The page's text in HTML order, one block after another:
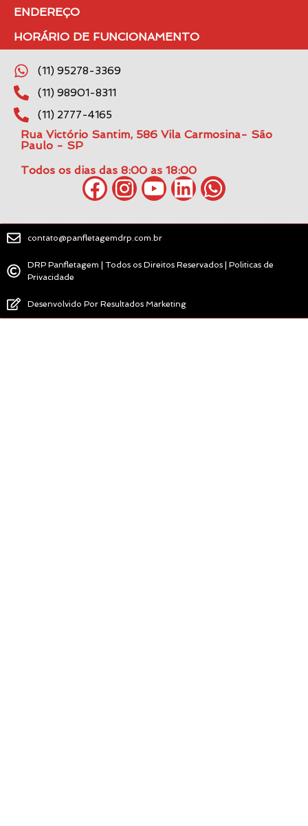
ENDEREÇO
HORÁRIO DE FUNCIONAMENTO
(11) 95278-3369
(11) 98901-8311
(11) 2777-4165
Rua Victório Santim, 586 Vila Carmosina- São
Paulo - SP
Todos os dias das 8:00 as 18:00
contato@panfletagemdrp.com.br
DRP Panfletagem | Todos os Direitos Reservados | Politicas de
Privacidade
Desenvolvido Por Resultados Marketing